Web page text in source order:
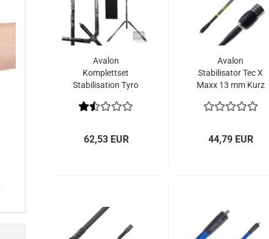
Avalon
Komplettset
Stabilisation Tyro
62,53 EUR
Avalon
Stabilisator Tec X
Maxx 13 mm Kurz
44,79 EUR